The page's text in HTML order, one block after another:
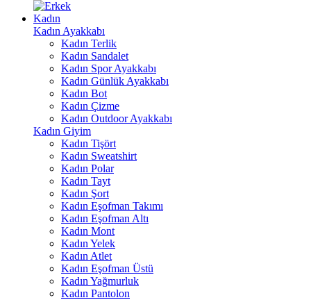
Kadın
Kadın Ayakkabı
Kadın Terlik
Kadın Sandalet
Kadın Spor Ayakkabı
Kadın Günlük Ayakkabı
Kadın Bot
Kadın Çizme
Kadın Outdoor Ayakkabı
Kadın Giyim
Kadın Tişört
Kadın Sweatshirt
Kadın Polar
Kadın Tayt
Kadın Şort
Kadın Eşofman Takımı
Kadın Eşofman Altı
Kadın Mont
Kadın Yelek
Kadın Atlet
Kadın Eşofman Üstü
Kadın Yağmurluk
Kadın Pantolon